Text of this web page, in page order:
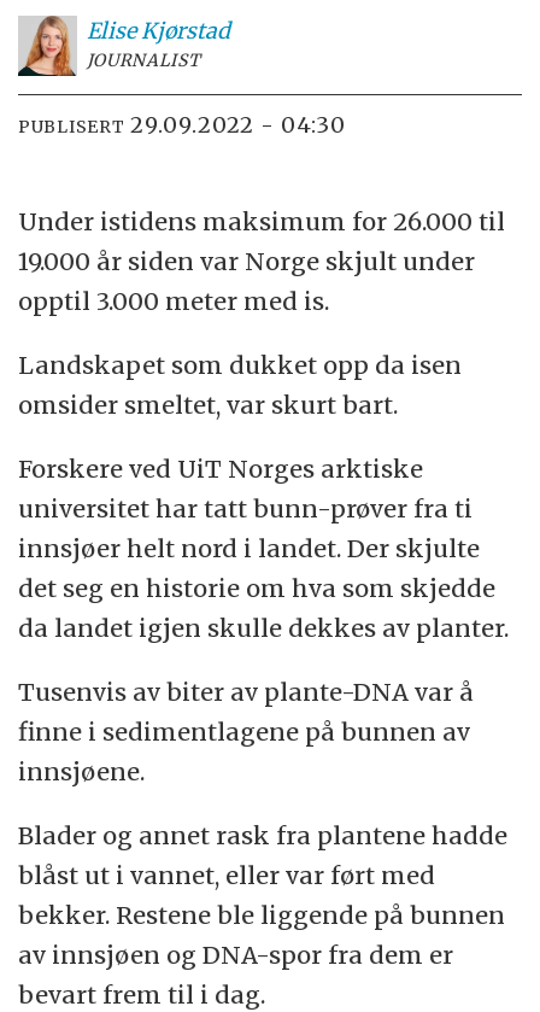
EliseKjørstad
JOURNALIST
PUBLISERT 29.09.2022 - 04:30
Under istidens maksimum for 26.000 til
19.000 år siden var Norge skjult under
opptil 3.000 meter med is.
Landskapet som dukket opp da isen
omsider smeltet, var skurt bart.
Forskere ved UiT Norges arktiske
universitet har tatt bunn-prøver fra ti
innsjøer helt nord i landet. Der skjulte
det seg en historie om hva som skjedde
da landet igjen skulle dekkes av planter.
Tusenvis av biter av plante-DNA var å
finne i sedimentlagene på bunnen av
innsjøene.
Blader og annet rask fra plantene hadde
blåst ut i vannet, eller var ført med
bekker. Restene ble liggende på bunnen
av innsjøen og DNA-spor fra dem er
bevart frem til i dag.